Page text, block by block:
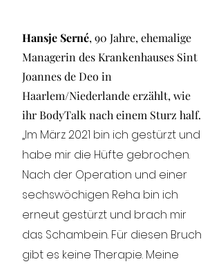
Hansje Serné, 90 Jahre, ehemalige
Managerin des Krankenhauses Sint
Joannes de Deo in
Haarlem/Niederlande erzählt, wie
ihr BodyTalk nach einem Sturz half.
„Im März 2021 bin ich gestürzt und
habe mir die Hüfte gebrochen.
Nach der Operation und einer
sechswöchigen Reha bin ich
erneut gestürzt und brach mir
das Schambein. Für diesen Bruch
gibt es keine Therapie. Meine